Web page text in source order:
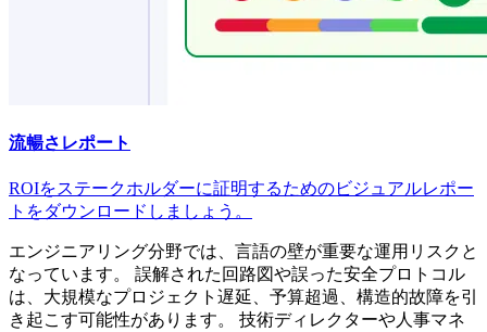
流暢さレポート
ROIをステークホルダーに証明するためのビジュアルレポー
トをダウンロードしましょう。
エンジニアリング分野では、言語の壁が重要な運用リスクと
なっています。 誤解された回路図や誤った安全プロトコル
は、大規模なプロジェクト遅延、予算超過、構造的故障を引
き起こす可能性があります。 技術ディレクターや人事マネ